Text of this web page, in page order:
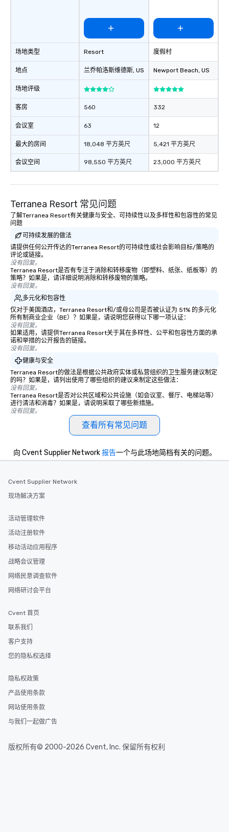
场地类型
地点
场地评级
客房
会议室
最大的房间
会议空间
Resort
兰乔帕洛斯维德斯, US
560
63
18,048 平方英尺
98,550 平方英尺
度假村
Newport Beach, US
332
12
5,421 平方英尺
23,000 平方英尺
Terranea Resort 常见问题
了解Terranea Resort有关健康与安全、可持续性以及多样性和包容性的常见
问题
可持续发展的做法
请提供任何公开传达的Terranea Resort的可持续性或社会影响目标/策略的
评论或链接。
没有回复。
Terranea Resort是否有专注于消除和转移废物（即塑料、纸张、纸板等）的
策略？如果是，请详细说明消除和转移废物的策略。
没有回复。
多元化和包容性
仅对于美国酒店，Terranea Resort和/或母公司是否被认证为 51% 的多元化
所有制商业企业（BE）？如果是，请说明您获得以下哪一项认证：
没有回复。
如果适用，请提供Terranea Resort关于其在多样性、公平和包容性方面的承
诺和举措的公开报告的链接。
没有回复。
健康与安全
Terranea Resort的做法是根据公共政府实体或私营组织的卫生服务建议制定
的吗？如果是，请列出使用了哪些组织的建议来制定这些做法：
没有回复。
Terranea Resort是否对公共区域和公共设施（如会议室、餐厅、电梯站等）
进行清洁和消毒？如果是，请说明采取了哪些新措施。
没有回复。
查看所有常见问题
向 Cvent Supplier Network报告一个与此场地简档有关的问题。
Cvent Supplier Network
现场解决方案
活动管理软件
活动注册软件
移动活动应用程序
战略会议管理
网络民意调查软件
网络研讨会平台
Cvent 首页
联系我们
客户支持
您的隐私权选择
隐私权政策
产品使用条款
网站使用条款
与我们一起做广告
版权所有© 2000-2026 Cvent, Inc. 保留所有权利